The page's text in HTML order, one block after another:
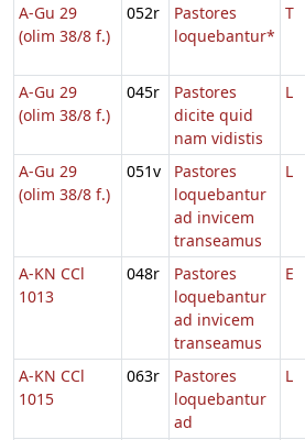
A-Gu 29
(olim 38/8 f.)
052r
Pastores
loquebantur*
T
A-Gu 29
(olim 38/8 f.)
045r
Pastores
dicite quid
nam vidistis
L
A-Gu 29
(olim 38/8 f.)
051v
Pastores
loquebantur
ad invicem
transeamus
L
A-KN CCl
1013
048r
Pastores
loquebantur
ad invicem
transeamus
E
A-KN CCl
1015
063r
Pastores
loquebantur
ad
L